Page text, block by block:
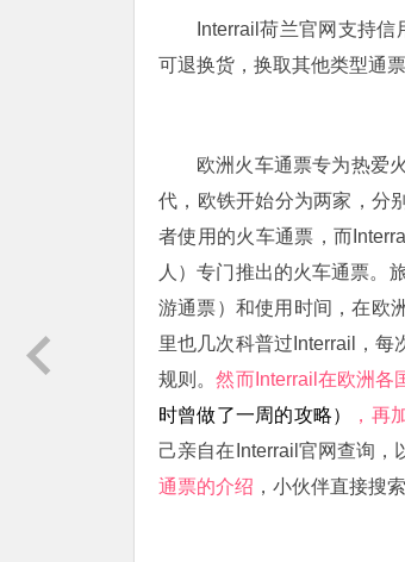
Interrail荷兰官网支持
可退换货，换取其他类型通
欧洲火车通票专为热爱
代，欧铁开始分为两家，分
者使用的火车通票，而
人）专门推出的火车通票。
游通票）和使用时间，在欧
里也几次科普过Interrail，每
规则。然而Interrail在欧洲各
时曾做了一周的攻略）
，再
己亲自在Interrail官网查询，
通票的介绍 ，小伙伴直接搜